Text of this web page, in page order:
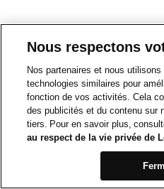
Nous respectons
Nos partenaires et nous
technologies similaires pour
fonction de vos activités. Cela
des publicités et du contenu sur
tiers. Pour en savoir plus,
au respect de la vie privée de